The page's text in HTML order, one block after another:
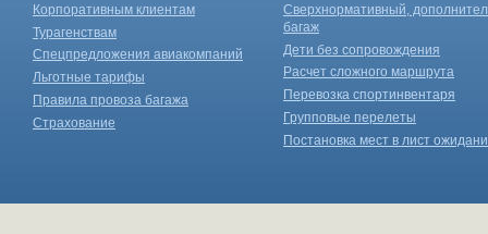
Корпоративным клиентам
Турагенствам
Спецпредложения авиакомпаний
Льготные тарифы
Правила провоза багажа
Страхование
Сверхнормативный,
багаж
Дети без сопровождения
Расчет сложного маршрута
Перевозка спортинвентаря
Групповые перелеты
Постановка мест в лист